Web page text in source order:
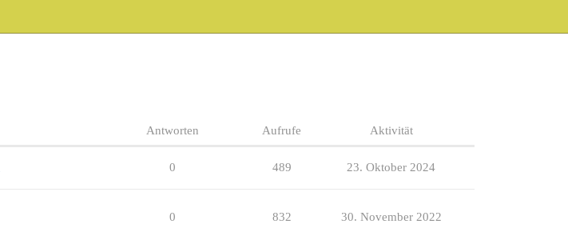
Antworten Aufrufe Aktivität
0 489 23. Oktober 2024
0 832 30. November 2022